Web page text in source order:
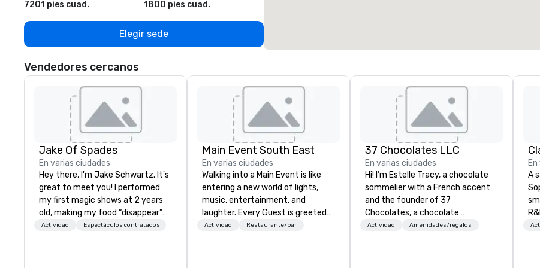
7201 pies cuad. 1800 pies cuad.
Elegir sede
Vendedores cercanos
Jake Of Spades
En varias ciudades
Hey there, I'm Jake Schwartz. It's
great to meet you! I performed
my first magic shows at 2 years
old, making my food “disappear”
for my parents at every meal. I
Actividad Espectáculos contratados
Main Event South East
En varias ciudades
Walking into a Main Event is like
entering a new world of lights,
music, entertainment, and
laughter. Every Guest is greeted
by the genuine, glowing faces of
Actividad Restaurante/bar
37 Chocolates LLC
En varias ciudades
Hi! I’m Estelle Tracy, a chocolate
sommelier with a French accent
and the founder of 37
Chocolates, a chocolate
education company. I’ve hosted
Actividad Amenidades/regalos
A